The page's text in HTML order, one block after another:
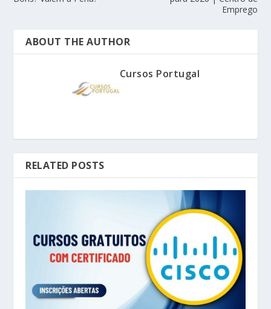
Emprego
ABOUT THE AUTHOR
Cursos Portugal
RELATED POSTS